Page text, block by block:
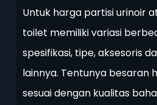
Untuk harga partisi urinoir
toilet memiliki variasi
spesifikasi, tipe, aksesoris
lainnya. Tentunya besaran
sesuai dengan kualitas